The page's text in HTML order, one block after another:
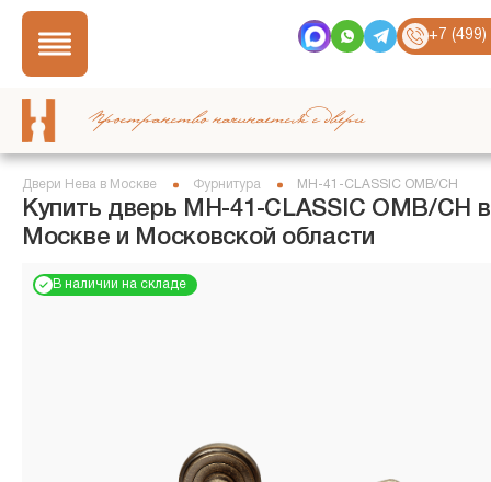
+7
Пространство начинается с двери
Двери Нева в Москве Фурнитура MH-41-CLASSIC OMB/CH
Купить дверь MH-41-CLASSIC OMB/CH в
Москве и Московской области
В наличии на складе